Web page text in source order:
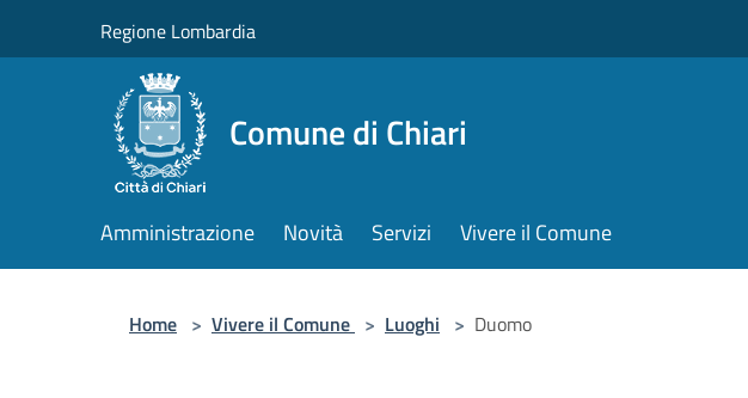
Regione Lombardia
Comune di Chiari
Amministrazione Novità Servizi Vivere il Comune
Home > Vivere il Comune > Luoghi > Duomo